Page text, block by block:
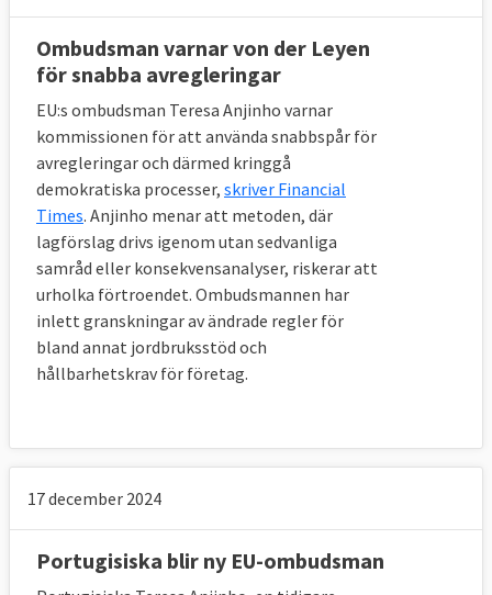
Ombudsman varnar von der Leyen
för snabba avregleringar
EU:s ombudsman Teresa Anjinho varnar
kommissionen för att använda snabbspår för
avregleringar och därmed kringgå
demokratiska processer, skriver Financial
Times. Anjinho menar att metoden, där
lagförslag drivs igenom utan sedvanliga
samråd eller konsekvensanalyser, riskerar att
urholka förtroendet. Ombudsmannen har
inlett granskningar av ändrade regler för
bland annat jordbruksstöd och
hållbarhetskrav för företag.
17 december 2024
Portugisiska blir ny EU-ombudsman